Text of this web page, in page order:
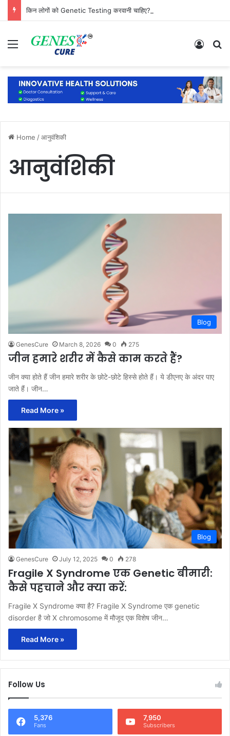
Menu Log In
Home /आनुवंशिकी
आनुवंशिकी
Blog
GenesCure March 8, 2026 0 275
जीन हमारे शरीर में कैसे काम करते हैं?
जीन क्या होते हैं जीन हमारे शरीर के छोटे-छोटे हिस्से होते हैं। ये डीएनए के अंदर पाए
जाते हैं। जीन…
Read More »
Blog
GenesCure July 12, 2025 0 278
Fragile X Syndrome एक Genetic बीमारी:
कैसे पहचाने और क्या करें:
Fragile X Syndrome क्या है? Fragile X Syndrome एक genetic
disorder है जो X chromosome में मौजूद एक विशेष जीन…
Read More »
Follow Us
5,376
Fans
7,950
Subscribers